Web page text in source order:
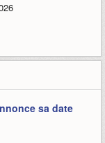
sa date